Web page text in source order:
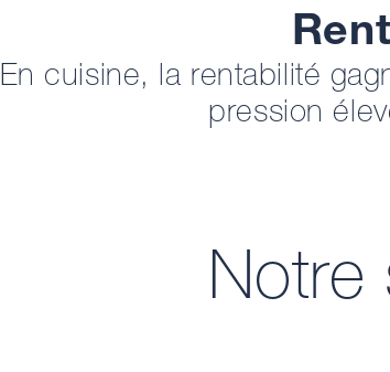
En cuisine, la rentabilité
pression
Notre